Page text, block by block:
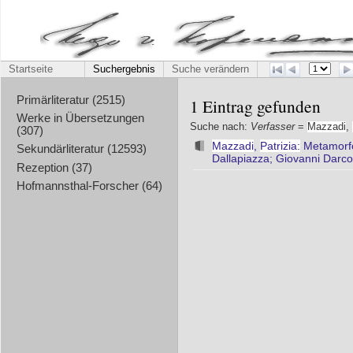
Startseite Suchergebnis Suche verändern
Primärliteratur (2515)
Werke in Übersetzungen
(307)
Sekundärliteratur (12593)
Rezeption (37)
Hofmannsthal-Forscher (64)
1 Eintrag gefunden
Suche nach: Verfasser= Mazzadi
Mazzadi, Patrizia:
Dallapiazza; Giovanni